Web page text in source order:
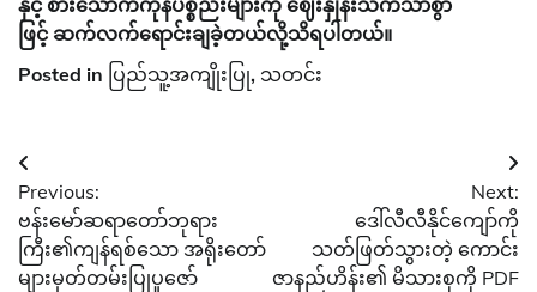
ဖြင့် ဆက်လက်ရောင်းချခဲ့တယ်လို့သိရပါတယ်။
Posted in ပြည်သူ့အကျိုးပြု, သတင်း
Post
navigation
Previous:
ဗန်းမော်ဆရာတော်ဘုရား
ကြီး၏ကျန်ရစ်သော အရိုးတော်
များမှတ်တမ်းပြုပူဇော်
Next:
ဒေါ်လီလီနိုင်ကျော်ကို
သတ်ဖြတ်သွားတဲ့ ကောင်း
ဇာနည်ဟိန်း၏ မိသားစုကို PDF